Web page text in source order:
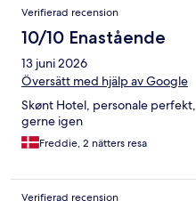
Verifierad recension
10/10 Enastående
13 juni 2026
Översätt med hjälp av Google
Skønt Hotel, personale
gerne igen
Freddie, 2 nätters resa
Verifierad recension